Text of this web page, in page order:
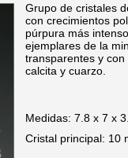
Grupo de cristales
con crecimientos
púrpura más
ejemplares de la
transparentes y
calcita y cuarzo.
Medidas: 7.8 x 7 x
Cristal principal: 10